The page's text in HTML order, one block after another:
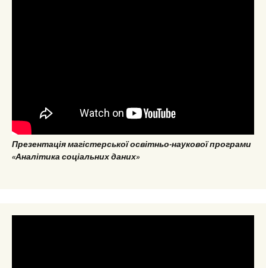
Презентація магістерської освітньо-наукової програми
«Аналітика соціальних даних»